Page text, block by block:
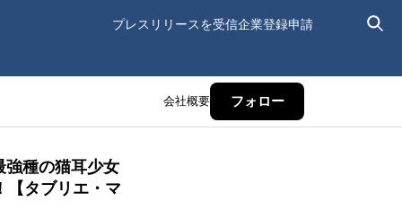
プレスリリースを受信企業登録申請
会社概要 フォロー
強種の猫耳少女
【タブリエ・マ